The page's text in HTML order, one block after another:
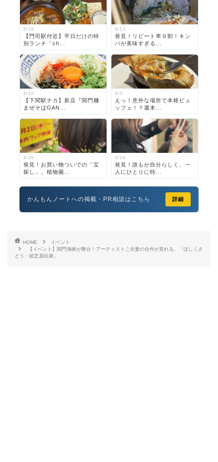
5/16
【門司駅付近】平日だけの特
別ランチ「ch...
4/13
発見！リピート率９割！キン
パが美味すぎる...
4/10
【下関駅チカ】新店『関門麺
まぜそばGAN...
4/3
えっ！意外な場所で本格ビュ
ッフェ！？週末...
3/26
発見！お買い物ついでの「宝
探し」。植物園...
3/24
発見！誰もが自分らしく、一
人にひとりに特...
かんもんノートへの掲載・PR相談はこちら 詳細
HOME
イベント
【イベント】関門海峡が舞台！アーティストご夫妻の合作が見れる、「ほしくさ
どう・紙芝居絵展」